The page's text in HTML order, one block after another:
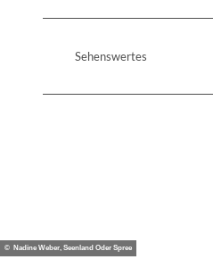
Sehenswertes
© Nadine Weber, Seenland Oder Spree